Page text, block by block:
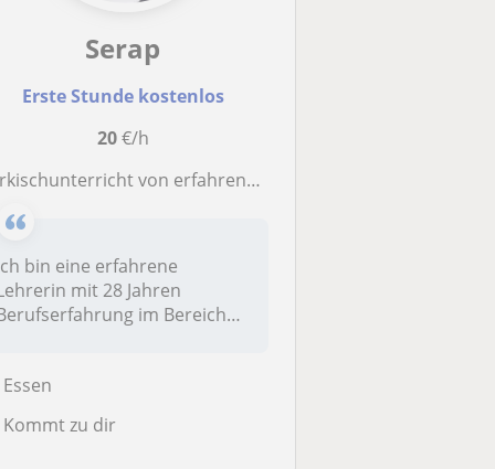
Serap
Erste Stunde kostenlos
20€/h
von erfahrener Muttersprachlerin
bin eine erfahrene
mit 28 Jahren
im Bereich
Essen
Kommt zu dir